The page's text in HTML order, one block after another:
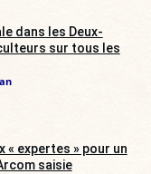
dans les Deux-
sur tous les
« expertes » pour un
saisie